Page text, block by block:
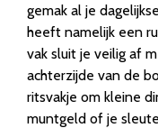
gemak al je
heeft namelijk een
vak sluit je veilig af
achterzijde van de
ritsvakje om kleine
muntgeld of je